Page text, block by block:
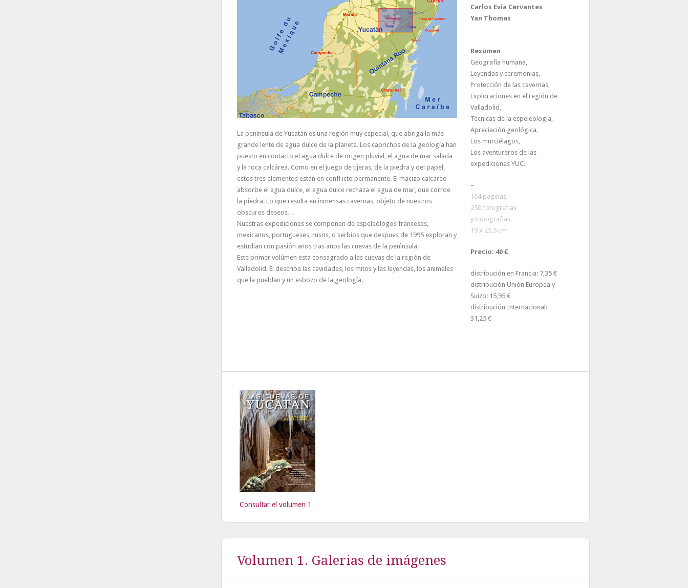
La península de Yucatán es una región muy especial, que abriga la más
grande lente de agua dulce de la planeta. Los caprichos de la geología han
puesto en contacto el agua dulce de origen pluvial, el agua de mar salada
y la roca calcárea. Como en el juego de tijeras, de la piedra y del papel,
estos tres elementos están en confl icto permanente. El macizo calcáreo
absorbe el agua dulce, el agua dulce rechaza el agua de mar, que corroe
la piedra. Lo que resulta en inmensas cavernas, objeto de nuestros
obscuros deseos…
Nuestras expediciones se componen de espeleólogos franceses,
mexicanos, portugueses, rusos, o serbios que despues de 1995 exploran y
estudian con pasión años tras años las cuevas de la penìnsula.
Este primer volúmen esta consagrado a las cuevas de la región de
Valladolid. El describe las cavidades, los mitos y las leyendas, los animales
que la pueblan y un esbozo de la geología.
Carlos Evia Cervantes
Yan Thomas
Resumen
Geografía humana,
Leyendas y ceremonias,
Protección de las cavernas,
Exploraciones en el región de
Valladolid,
Técnicas de la espeleología,
Apreciación geológica,
Los murciélagos,
Los aventureros de las
expediciones YUC.
–
164 paginas,
250 fotografias
y topografias,
19 x 25,5 cm
Precio: 40 €
distribución en Francia: 7,35 €
distribución Unión Europea y
Suizo: 15,95 €
distribución Internacional:
31,25 €
Consultar el volumen 1
Volumen 1. Galerias de imágenes